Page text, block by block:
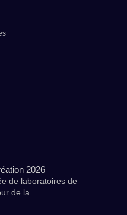
2026
de laboratoires de
de la …